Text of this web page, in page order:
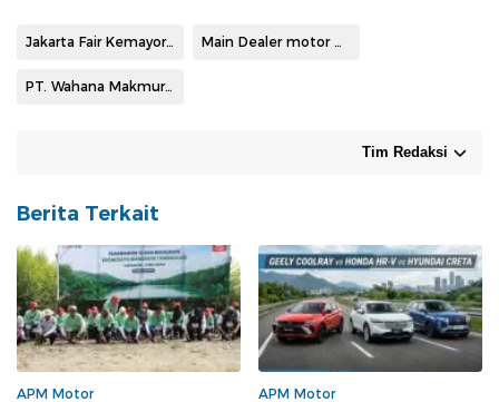
Jakarta Fair Kemayoran 2023 Main Dealer motor Honda Jakarta Tangerang
PT. Wahana Makmur Sejati
Tim Redaksi
Berita Terkait
APM Motor APM Motor